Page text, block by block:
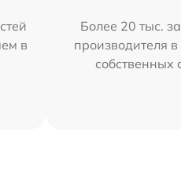
в
Более 20 тыс.
производителя
собственных